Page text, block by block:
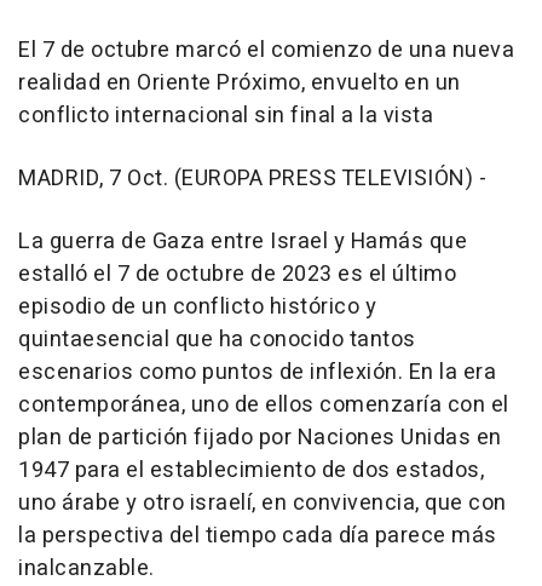
El 7 de octubre marcó el comienzo de una nueva
realidad en Oriente Próximo, envuelto en un
conflicto internacional sin final a la vista
MADRID, 7 Oct. (EUROPA PRESS TELEVISIÓN) -
La guerra de Gaza entre Israel y Hamás que
estalló el 7 de octubre de 2023 es el último
episodio de un conflicto histórico y
quintaesencial que ha conocido tantos
escenarios como puntos de inflexión. En la era
contemporánea, uno de ellos comenzaría con el
plan de partición fijado por Naciones Unidas en
1947 para el establecimiento de dos estados,
uno árabe y otro israelí, en convivencia, que con
la perspectiva del tiempo cada día parece más
inalcanzable.